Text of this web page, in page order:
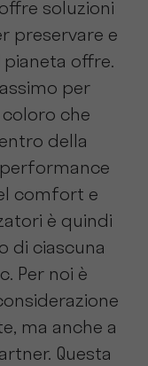
offre soluzioni
preservare e
pianeta offre.
per
che
della
comfort e
è quindi
di ciascuna
Per noi è
ma anche a
Questa